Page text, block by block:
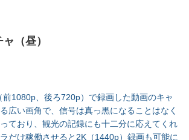
（昼）
前1080p、後ろ720p）で録画した動画のキャ
広い画角で、信号は真っ黒になることはなく
ており、観光の記録にも十二分に応えてくれ
だけ稼働させると2K（1440p）録画も可能に